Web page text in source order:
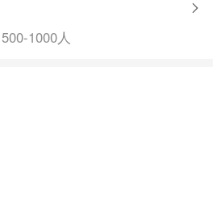
500-1000人